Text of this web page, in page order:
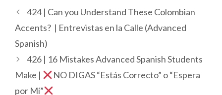
424 | Can you Understand These Colombian
Accents? | Entrevistas en la Calle (Advanced
Spanish)
426 | 16 Mistakes Advanced Spanish Students
Make |
NO DIGAS “Estás Correcto” o “Espera
por Mí”